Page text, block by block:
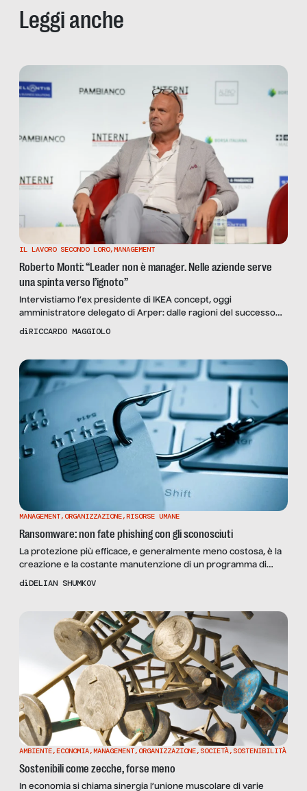
Leggi anche
IL LAVORO SECONDO LORO,MANAGEMENT
Roberto Monti: “Leader non è manager. Nelle aziende serve
una spinta verso l’ignoto”
Intervistiamo l’ex presidente di IKEA concept, oggi
amministratore delegato di Arper: dalle ragioni del successo
del colosso svedese alla provincialità di molte aziende italiane,
diRICCARDO MAGGIOLO
MANAGEMENT,ORGANIZZAZIONE,RISORSE UMANE
Ransomware: non fate phishing con gli sconosciuti
La protezione più efficace, e generalmente meno costosa, è la
creazione e la costante manutenzione di un programma di
“security awareness” del personale realizzato tramite lezioni,
malevolo che, una volta infettato un computer, cripta tutti i dati
diDELIAN SHUMKOV
AMBIENTE,ECONOMIA,MANAGEMENT,ORGANIZZAZIONE, SOCIETÀ, SOSTENIBILITÀ
Sostenibili come zecche, forse meno
In economia si chiama sinergia l’unione muscolare di varie